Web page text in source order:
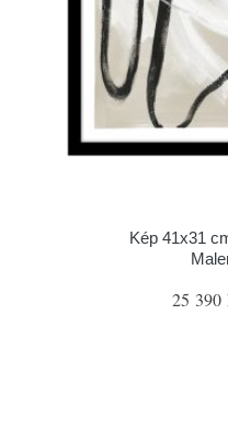
Kép 41x31
25 390